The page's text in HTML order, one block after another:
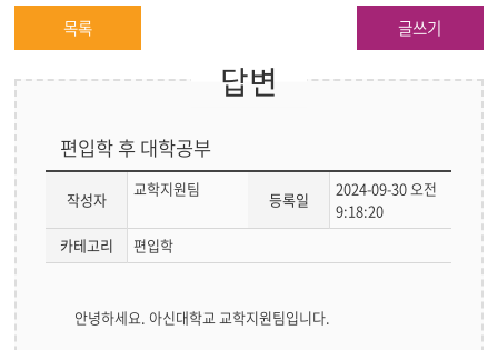
목록 글쓰기
답변
편입학 후 대학공부
작성자
교학지원팀
등록일
2024-09-30 오전
9:18:20
카테고리
편입학
답
안녕하세요. 아신대학교 교학지원팀입니다.